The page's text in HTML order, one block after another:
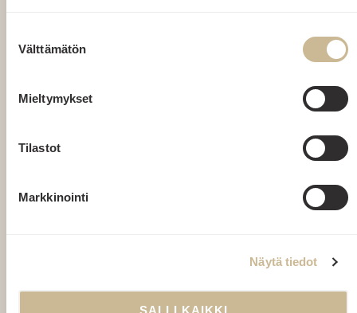
valinta
Välttämätön
Mieltymykset
Tilastot
Markkinointi
Näytä tiedot
SALLI KAIKKI